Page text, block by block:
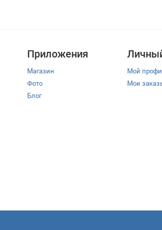
Приложения
Магазин
Фото
Блог
Мой
Мои